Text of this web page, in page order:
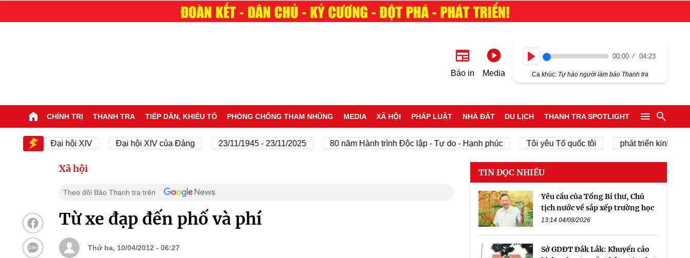
Báo in Media
00:00 04:23
Ca khúc: Tự hào người làm báo Thanh tra
CHÍNH TRỊ THANH TRA TIẾP DÂN, KHIẾU TỐ PHÒNG CHỐNG THAM NHŨNG MEDIA XÃ HỘI PHÁP LUẬT NHÀ ĐẤT DU LỊCH THANH TRA SPOTLIGHT
Đại hội XIV Đại hội XIV của Đảng 23/11/1945 - 23/11/2025 80 năm Hành trình Độc lập - Tự do - Hạnh phúc Tôi yêu Tổ quốc tôi phát triển kinh tế tư
Xã hội
Theo dõi Báo Thanh tra trên
Từ xe đạp đến phố và phí
Thứ ba, 10/04/2012 - 06:27
TIN ĐỌC NHIỀU
Yêu cầu của Tổng Bí thư, Chủ
tịch nước về sắp xếp trường học
13:14 04/08/2026
Sở GDĐT Đắk Lắk: Khuyến cáo